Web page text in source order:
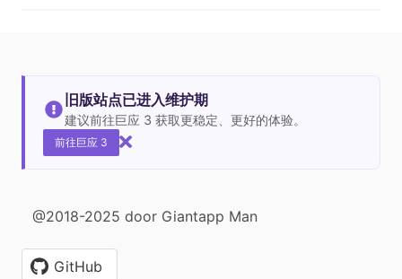
旧版站点已进入维护期
建议前往巨应 3 获取更稳定、更好的体验。
前往巨应 3
@2018-2025 door Giantapp Man
GitHub